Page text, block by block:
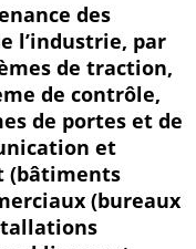
des
l’industrie, par
de traction,
de contrôle,
de portes et de
et
(bâtiments
(bureaux